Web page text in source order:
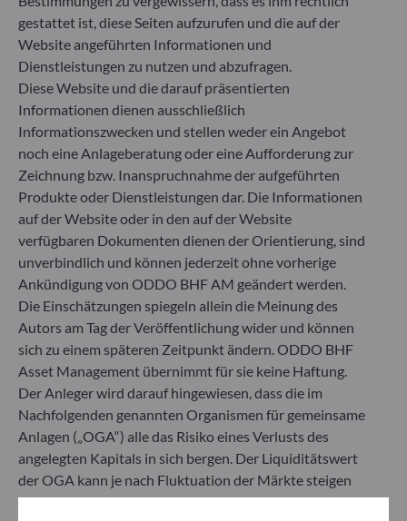
Nachhaltigkeitsprofil von Fonds transparent,
besser vergleichbar und für Endinvestoren besser
verständlich zu machen.
Artikel 6: Das Fondsmanagementteam
berücksichtigt bei der Anlageentscheidung keine
Nachhaltigkeitsrisiken oder nachteiligen
Auswirkungen von Anlageentscheidungen auf
Nachhaltigkeitsfaktoren.
Artikel 8: Das Fondsmanagementteam adressiert
Nachhaltigkeitsrisiken, indem es ESG-Kriterien
(Umwelt und/oder Soziales und/oder Governance)
in den Anlageentscheidungsprozess einbezieht.
Artikel 9: Das Fondsmanagementteam verfolgt ein
striktes nachhaltiges Anlageziel, das wesentlich zu
den Herausforderungen des ökologischen
Übergangs beiträgt, und adressiert
Nachhaltigkeitsrisiken durch Ratings, die vom
externen ESG-Datenanbieter der
Verwaltungsgesellschaft bereitgestellt werden.
gestattet ist, diese Seiten aufzurufen und die auf der
Website angeführten Informationen und
Dienstleistungen zu nutzen und abzufragen.
Diese Website und die darauf präsentierten
Informationen dienen ausschließlich
Informationszwecken und stellen weder ein Angebot
noch eine Anlageberatung oder eine Aufforderung zur
Zeichnung bzw. Inanspruchnahme der aufgeführten
Produkte oder Dienstleistungen dar. Die Informationen
auf der Website oder in den auf der Website
verfügbaren Dokumenten dienen der Orientierung, sind
unverbindlich und können jederzeit ohne vorherige
Ankündigung von ODDO BHF AM geändert werden.
Die Einschätzungen spiegeln allein die Meinung des
Autors am Tag der Veröffentlichung wider und können
sich zu einem späteren Zeitpunkt ändern. ODDO BHF
Asset Management übernimmt für sie keine Haftung.
Der Anleger wird darauf hingewiesen, dass die im
Nachfolgenden genannten Organismen für gemeinsame
Anlagen („OGA“) alle das Risiko eines Verlusts des
angelegten Kapitals in sich bergen. Der Liquiditätswert
der OGA kann je nach Fluktuation der Märkte steigen
oder fallen. Möglicherweise erhält der Anleger das